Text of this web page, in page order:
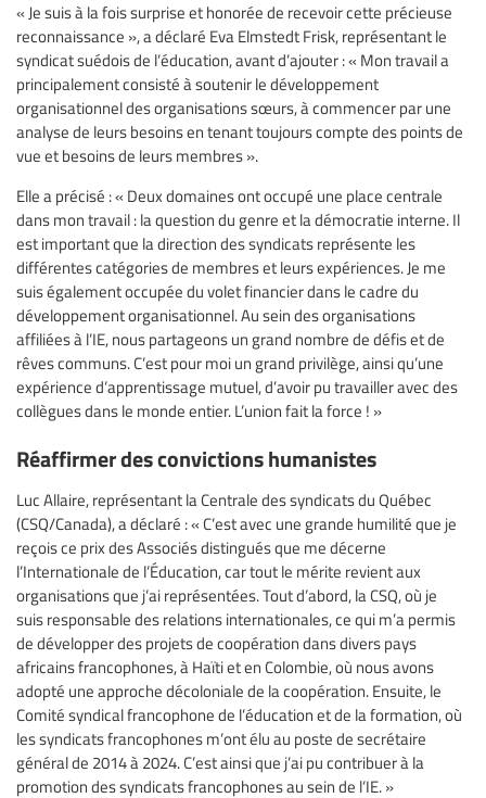
« Je suis à la fois surprise et honorée de recevoir cette précieuse
reconnaissance », a déclaré Eva Elmstedt Frisk, représentant le
syndicat suédois de l’éducation, avant d’ajouter : « Mon travail a
principalement consisté à soutenir le développement
organisationnel des organisations sœurs, à commencer par une
analyse de leurs besoins en tenant toujours compte des points de
vue et besoins de leurs membres ».
Elle a précisé : « Deux domaines ont occupé une place centrale
dans mon travail : la question du genre et la démocratie interne. Il
est important que la direction des syndicats représente les
différentes catégories de membres et leurs expériences. Je me
suis également occupée du volet financier dans le cadre du
développement organisationnel. Au sein des organisations
affiliées à l’IE, nous partageons un grand nombre de défis et de
rêves communs. C’est pour moi un grand privilège, ainsi qu’une
expérience d’apprentissage mutuel, d’avoir pu travailler avec des
collègues dans le monde entier. L’union fait la force ! »
Réaffirmer des convictions humanistes
Luc Allaire, représentant la Centrale des syndicats du Québec
(CSQ/Canada), a déclaré : « C’est avec une grande humilité que je
reçois ce prix des Associés distingués que me décerne
l’Internationale de l’Éducation, car tout le mérite revient aux
organisations que j’ai représentées. Tout d’abord, la CSQ, où je
suis responsable des relations internationales, ce qui m’a permis
de développer des projets de coopération dans divers pays
africains francophones, à Haïti et en Colombie, où nous avons
adopté une approche décoloniale de la coopération. Ensuite, le
Comité syndical francophone de l’éducation et de la formation, où
les syndicats francophones m’ont élu au poste de secrétaire
général de 2014 à 2024. C’est ainsi que j’ai pu contribuer à la
promotion des syndicats francophones au sein de l’IE. »